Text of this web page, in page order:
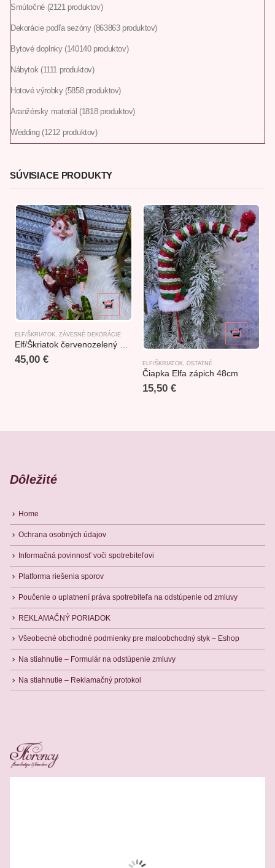
Smútočné 2121 produktov
Dekorácie podľa sezóny 863863 produktov
Bytové doplnky 140140 produktov
Nábytok 1111 produktov
Hotové výrobky 5858 produktov
Aranžérsky materiál 1818 produktov
Wedding 1212 produktov
SÚVISIACE PRODUKTY
ELF/ŠKRIATOK, ZÁVESNÉ DEKORÁCIE
Elf/Škriatok červenozelený 41cm
45,00 € ELF/ŠKRIATOK, OSTATNÉ
Čiapka Elfa zápich 48cm
15,50 €
Dôležité
Home
Ochrana osobných údajov
Informačná povinnosť voči spotrebiteľovi
Platforma riešenia sporov
Poučenie o uplatnení práva spotrebiteľa na odstúpenie od zmluvy
REKLAMAČNÝ PORIADOK
Všeobecné obchodné podmienky pre maloobchodný styk – Eshop
Na stiahnutie – Formulár na odstúpenie zmluvy
Na stiahnutie – Reklamačný protokol